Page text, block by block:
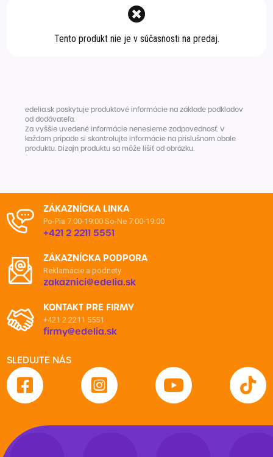
poukazy
výživa
Domáci miláčikovia
Lekáreň
Tento produkt nie je v súčasnosti na predaj.
edelia.sk poskytuje produktové informácie na základe podkladov
od dodávateľa.
Za vyššie uvedené informácie nenesieme zodpovednosť. V
každom prípade si skontrolujte informácie na príslušnom obale
produktu. Dizajn produktu sa môže líšiť od obrázku.
ZÁKAZNÍCKA LINKA
Po-Pia 7:00-19:00 So-Ne 7:00-19:00
+421 2 2211 5551
ZÁKAZNÍCKA PODPORA
Reklamácie a podnety
zakaznici@edelia.sk
KONTAKT PRE FIRMY
+421 2 2211 5551
firmy@edelia.sk
SLEDUJTE NÁS